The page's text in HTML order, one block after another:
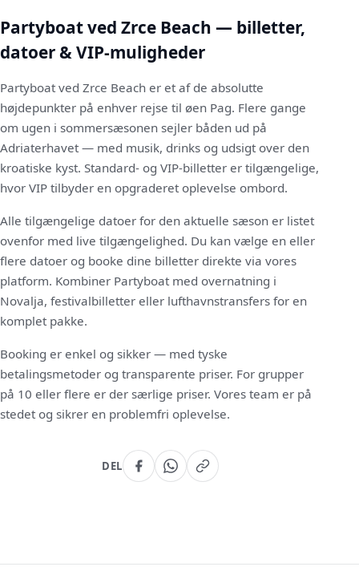
Partyboat ved Zrce Beach — billetter,
datoer & VIP-muligheder
Partyboat ved Zrce Beach er et af de absolutte
højdepunkter på enhver rejse til øen Pag. Flere gange
om ugen i sommersæsonen sejler båden ud på
Adriaterhavet — med musik, drinks og udsigt over den
kroatiske kyst. Standard- og VIP-billetter er tilgængelige,
hvor VIP tilbyder en opgraderet oplevelse ombord.
Alle tilgængelige datoer for den aktuelle sæson er listet
ovenfor med live tilgængelighed. Du kan vælge en eller
flere datoer og booke dine billetter direkte via vores
platform. Kombiner Partyboat med overnatning i
Novalja, festivalbilletter eller lufthavnstransfers for en
komplet pakke.
Booking er enkel og sikker — med tyske
betalingsmetoder og transparente priser. For grupper
på 10 eller flere er der særlige priser. Vores team er på
stedet og sikrer en problemfri oplevelse.
DEL